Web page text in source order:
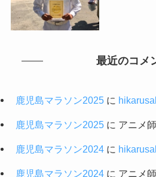
最近のコメ
鹿児島マラソン2025に
鹿児島マラソン2025に アニメ
鹿児島マラソン2024に
鹿児島マラソン2024に アニメ